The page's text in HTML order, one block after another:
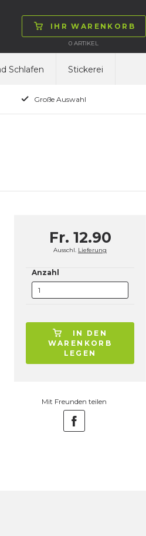
IHR WARENKORB
0ARTIKEL
Schlafen Stickerei
Große Auswahl
Fr. 12.90
Ausschl. Lieferung
Anzahl
IN DEN
WARENKORB
LEGEN
Mit Freunden teilen